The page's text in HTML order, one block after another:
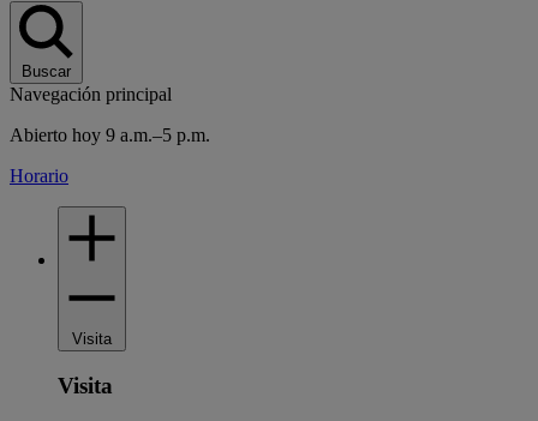
Buscar
Navegación principal
Abierto hoy 9 a.m.–5 p.m.
Horario
Visita
Visita